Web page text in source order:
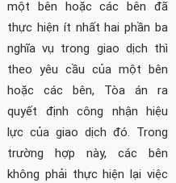
một bên hoặc các bên đã
thực hiện ít nhất hai phần ba
nghĩa vụ trong giao dịch thì
theo yêu cầu của một bên
hoặc các bên, Tòa án ra
quyết định công nhận hiệu
lực của giao dịch đó. Trong
trường hợp này, các bên
không phải thực hiện lại việc